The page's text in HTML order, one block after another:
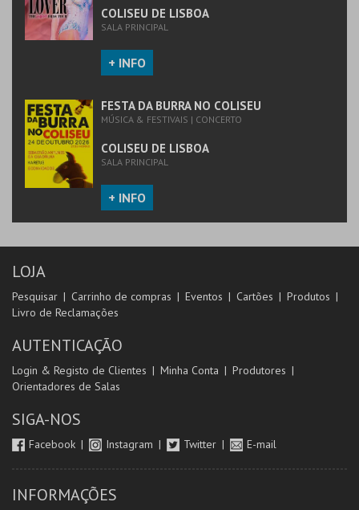
COLISEU DE LISBOA
SALA PRINCIPAL
+ INFO
FESTA DA BURRA NO COLISEU
MÚSICA & FESTIVAIS | CONCERTO
COLISEU DE LISBOA
SALA PRINCIPAL
+ INFO
LOJA
Pesquisar Carrinho de compras Eventos Cartões
Produtos
Livro de Reclamações
AUTENTICAÇÃO
Login & Registo de Clientes Minha Conta
Produtores
Orientadores de Salas
SIGA-NOS
Facebook Instagram Twitter E-mail
INFORMAÇÕES